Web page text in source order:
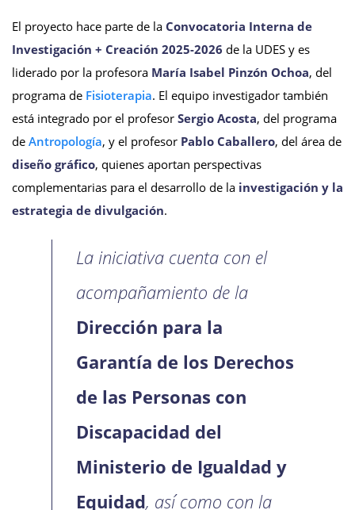
El proyecto hace parte de la Convocatoria Interna de
Investigación + Creación 2025-2026 de la UDES y es
liderado por la profesora María Isabel Pinzón Ochoa, del
programa de Fisioterapia. El equipo investigador también
está integrado por el profesor Sergio Acosta, del programa
de Antropología, y el profesor Pablo Caballero, del área de
diseño gráfico, quienes aportan perspectivas
complementarias para el desarrollo de la investigación y la
estrategia de divulgación.
La iniciativa cuenta con el
acompañamiento de la
Dirección para la
Garantía de los Derechos
de las Personas con
Discapacidad del
Ministerio de Igualdad y
Equidad, así como con la